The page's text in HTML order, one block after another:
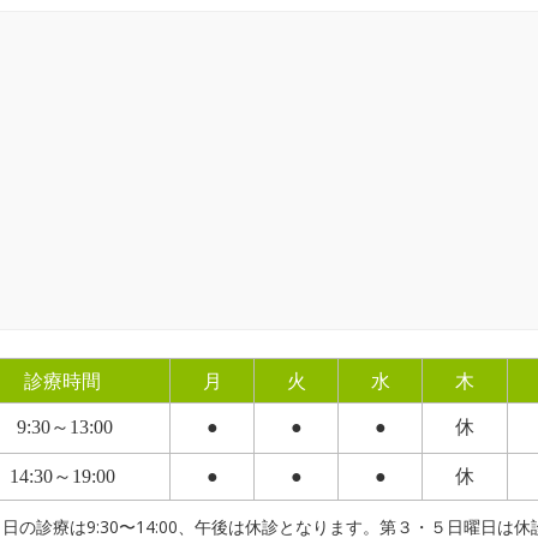
診療時間 月 火 水 木
9:30～13:00 ● ● ● 休
14:30～19:00 ● ● ● 休
の診療は9:30〜14:00、午後は休診となります。第３・５日曜日は